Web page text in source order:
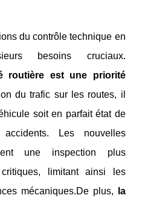
du contrôle technique en
besoins cruciaux.
routière est une priorité
du trafic sur les routes, il
soit en parfait état de
Les nouvelles
une inspection plus
limitant ainsi les
mécaniques.De plus,
la